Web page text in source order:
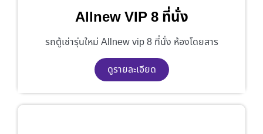
Allnew VIP 8 ที่นั่ง
รถตู้เช่ารุ่นใหม่ Allnew vip 8 ที่นั่ง ห้องโดยสาร
ดูรายละเอียด